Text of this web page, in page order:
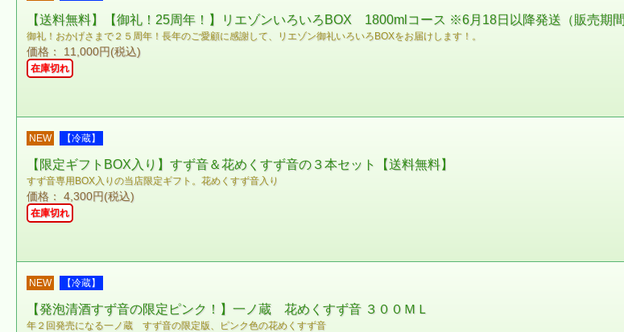
【送料無料】【御礼！25周年！】リエゾンいろいろBOX 1800mlコース ※6月18日以降発送（販売期
御礼！おかげさまで２５周年！長年のご愛顧に感謝して、リエゾン御礼いろいろBOXをお届けします！。
価格： 11,000円(税込)
在庫切れ
NEW 【冷蔵】
【限定ギフトBOX入り】すず音＆花めくすず音の３本セット【送料無料】
すず音専用BOX入りの当店限定ギフト。花めくすず音入り
価格： 4,300円(税込)
在庫切れ
NEW 【冷蔵】
【発泡清酒すず音の限定ピンク！】一ノ蔵 花めくすず音 ３００ＭＬ
年２回発売になる一ノ蔵 すず音の限定版、ピンク色の花めくすず音